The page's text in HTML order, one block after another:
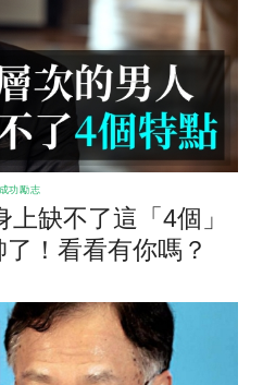
成功勵志
缺不了這「4個」
！看看有你嗎？